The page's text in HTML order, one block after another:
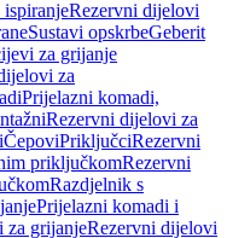
Rezervni dijelovi
Sustavi opskrbeGeberit
za grijanje
za
Prijelazni komadi,
Rezervni dijelovi za
ČepoviPriključciRezervni
priključkomRezervni
Razdjelnik s
Prijelazni komadi i
za grijanjeRezervni dijelovi